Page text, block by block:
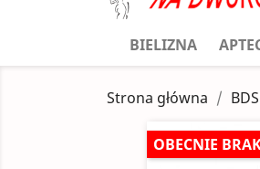
BIELIZNA
Strona główna
OBECNIE